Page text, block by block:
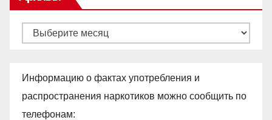
Архивы
Информацию о фактах употребления и
распространения наркотиков можно сообщить по
телефонам: